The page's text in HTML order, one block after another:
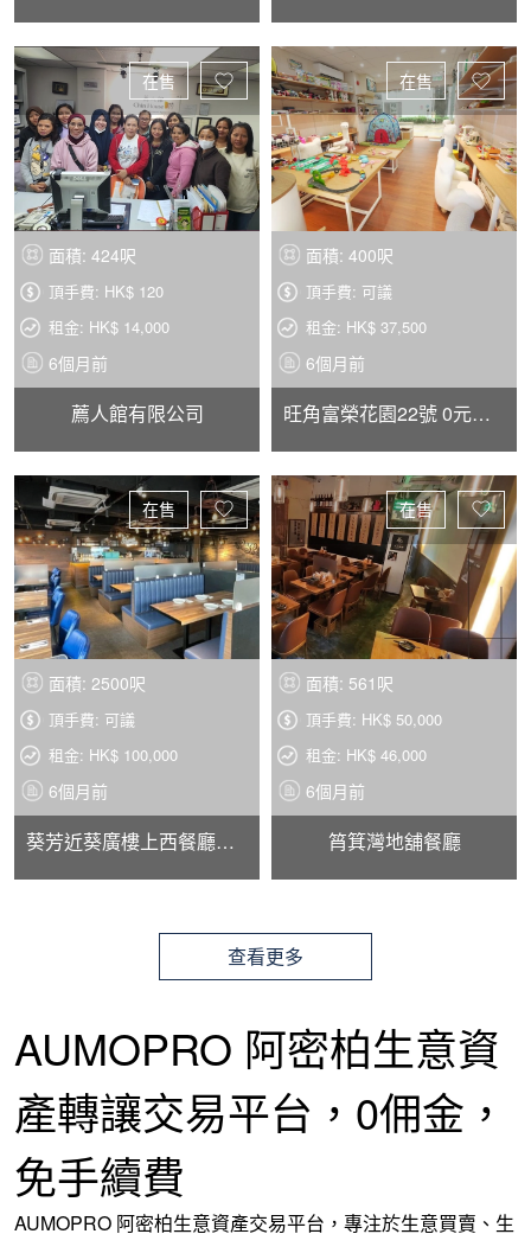
面積: 424呎
頂手費: HK$ 120
租金: HK$ 14,000
6個月前
在售
薦人館有限公司
面積: 400呎
頂手費: 可議
租金: HK$ 37,500
6個月前
在售
旺角富榮花園22號 0元頂讓補習社-興趣班地鋪
面積: 2500呎
頂手費: 可議
租金: HK$ 100,000
6個月前
在售
葵芳近葵廣樓上西餐廳免頂
面積: 561呎
頂手費: HK$ 50,000
租金: HK$ 46,000
6個月前
在售
筲箕灣地舖餐廳
查看更多
AUMOPRO 阿密柏生意資
產轉讓交易平台，0佣金，
免手續費
AUMOPRO 阿密柏生意資產交易平台，專注於生意買賣、生